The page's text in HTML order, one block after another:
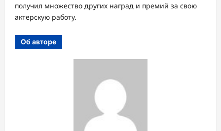
получил множество других наград и премий за свою
актерскую работу.
Об авторе